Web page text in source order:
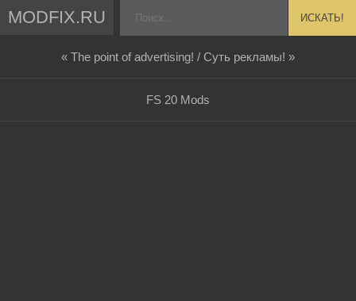
MODFIX.RU ИСКАТЬ!
« The point of advertising! / Суть рекламы! »
FS 20 Mods